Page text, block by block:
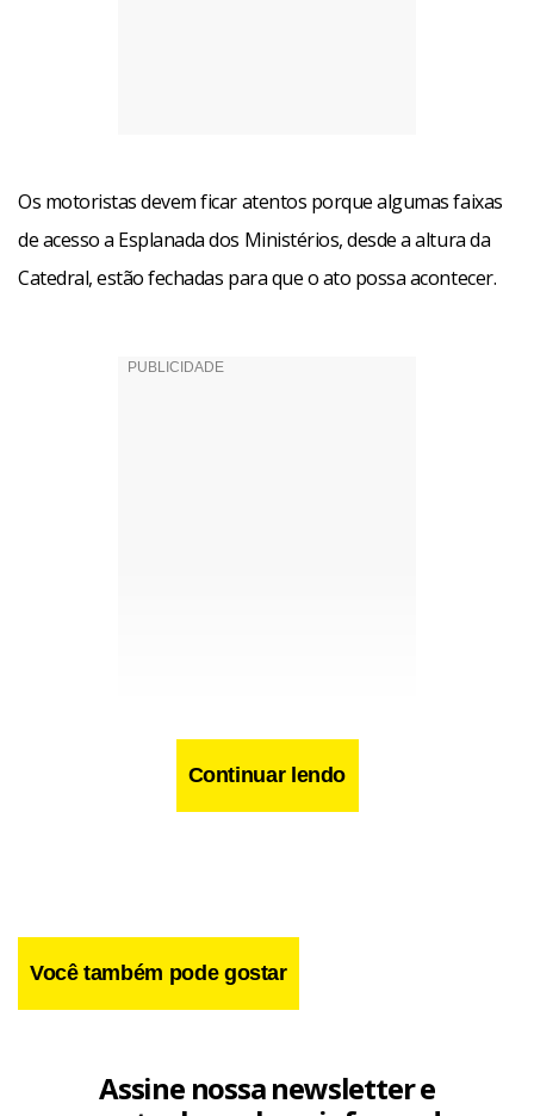
Os motoristas devem ficar atentos porque algumas faixas
de acesso a Esplanada dos Ministérios, desde a altura da
Catedral, estão fechadas para que o ato possa acontecer.
Facebook
WhatsApp
LinkedIn
Twitter
X Telegram
Share
Continuar lendo
Você também pode gostar
Assine nossa newsletter e